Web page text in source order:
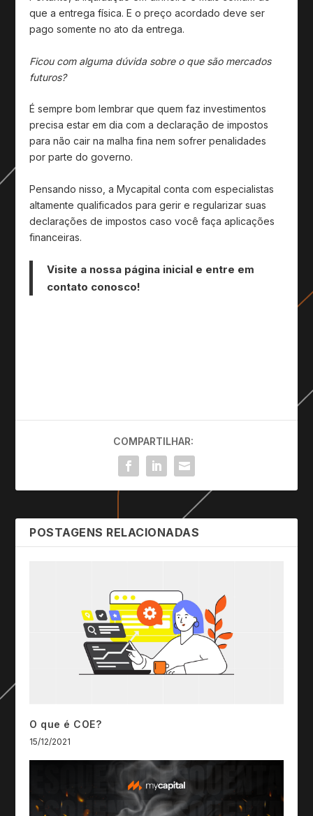
que a entrega física. E o preço acordado deve ser
pago somente no ato da entrega.
Ficou com alguma dúvida sobre o que são mercados
futuros?
É sempre bom lembrar que quem faz investimentos
precisa estar em dia com a declaração de impostos
para não cair na malha fina nem sofrer penalidades
por parte do governo.
Pensando nisso, a Mycapital conta com especialistas
altamente qualificados para gerir e regularizar suas
declarações de impostos caso você faça aplicações
financeiras.
Visite a nossa página inicial e entre em
contato conosco!
COMPARTILHAR:
POSTAGENS RELACIONADAS
O que é COE?
15/12/2021